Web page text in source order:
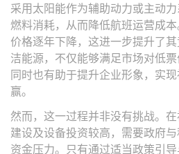
采用太阳能作为辅助动力或主动
燃料消耗，从而降低航班运营成
价格逐年下降，这进一步提升了
洁能源，不仅能够满足市场对低票
同时也有助于提升企业形象，实
赢。
然而，这一过程并非没有挑战。
建设及设备投资较高，需要政府
资金压力。只有通过适当政策引